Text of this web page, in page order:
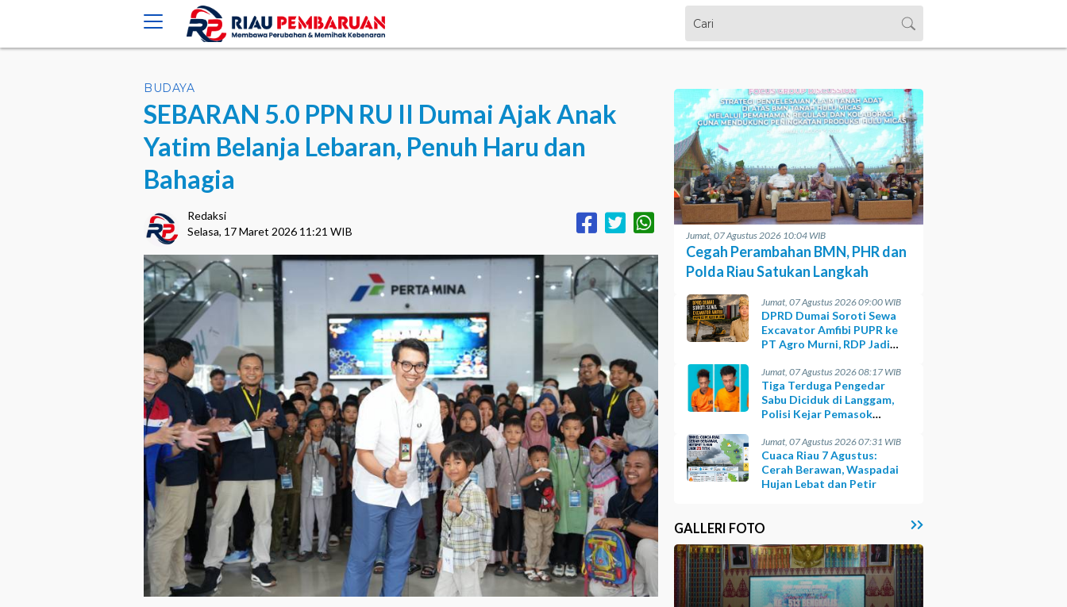
BUDAYA
SEBARAN 5.0 PPN RU II Dumai Ajak Anak
Yatim Belanja Lebaran, Penuh Haru dan
Bahagia
Redaksi
Selasa, 17 Maret 2026 11:21 WIB
Jumat, 07 Agustus 2026 10:04 WIB
Cegah Perambahan BMN, PHR dan
Polda Riau Satukan Langkah
Jumat, 07 Agustus 2026 09:00 WIB
DPRD Dumai Soroti Sewa
Excavator Amfibi PUPR ke
PT Agro Murni, RDP Jadi
Jumat, 07 Agustus 2026 08:17 WIB
Tiga Terduga Pengedar
Sabu Diciduk di Langgam,
Polisi Kejar Pemasok
Jumat, 07 Agustus 2026 07:31 WIB
Cuaca Riau 7 Agustus:
Cerah Berawan, Waspadai
Hujan Lebat dan Petir
GALLERI FOTO